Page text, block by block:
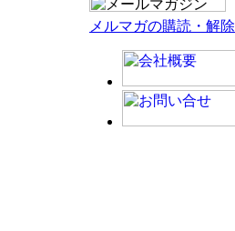
メルマガの購読・解除